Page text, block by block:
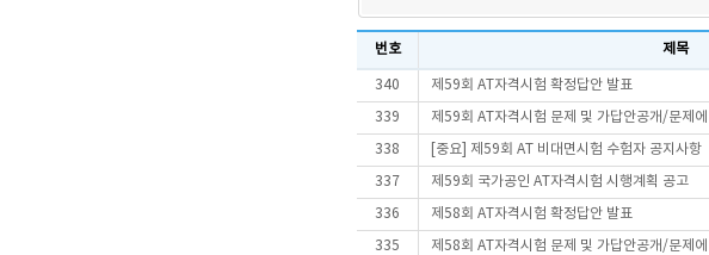
번호 제목
340 제59회 AT자격시험 확정답안 발표
339 제59회 AT자격시험 문제 및 가답안공개/문제
338 [중요] 제59회 AT 비대면시험 수험자 공지사항
337 제59회 국가공인 AT자격시험 시행계획 공고
336 제58회 AT자격시험 확정답안 발표
335 제58회 AT자격시험 문제 및 가답안공개/문제